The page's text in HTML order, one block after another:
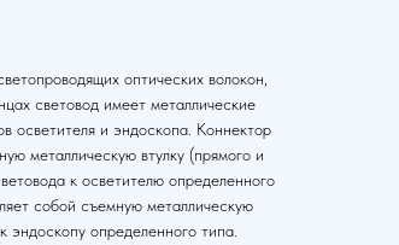
оптических волокон,
световод имеет металлические
осветителя и эндоскопа. Коннектор
металлическую втулку (прямого и
к осветителю определенного
собой съемную металлическую
эндоскопу определенного типа.